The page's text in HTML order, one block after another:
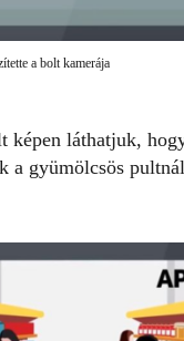
a bolt kamerája
képen láthatjuk,
a gyümölcsös